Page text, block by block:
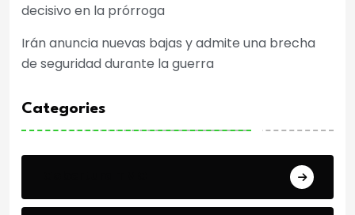
decisivo en la prórroga
Irán anuncia nuevas bajas y admite una brecha
de seguridad durante la guerra
Categories